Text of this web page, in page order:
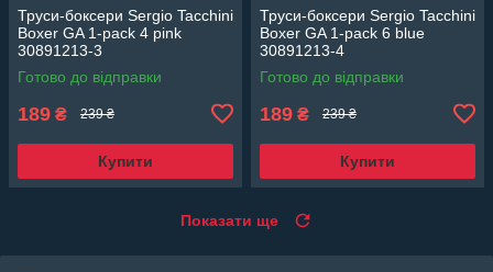
Труси-боксери Sergio Tacchini
Boxer GA 1-pack 4 pink
30891213-3
Готово до відправки
189 ₴ 239 ₴
Купити
Труси-боксери Sergio Tacchini
Boxer GA 1-pack 6 blue
30891213-4
Готово до відправки
189 ₴ 239 ₴
Купити
Показати ще